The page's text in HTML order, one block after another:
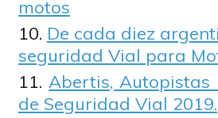
motos
De cada diez
seguridad Vial para
Abertis, Autopistas
de Seguridad Vial 2019.